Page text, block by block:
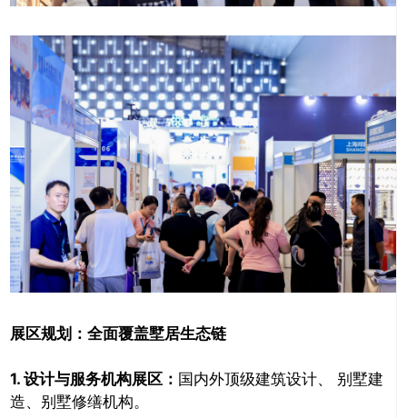
展区规划：全面覆盖墅居生态链
1. 设计与服务机构展区： 国内外顶级建筑设计、 别墅建
造、别墅修缮机构。